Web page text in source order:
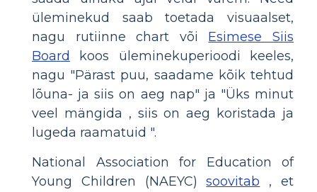
üleminekud saab toetada visuaalset,
nagu rutiinne chart või Esimese Siis
Board
koos üleminekuperioodi keeles,
nagu "Pärast puu, saadame kõik tehtud
lõuna- ja siis on aeg nap" ja "Üks minut
veel mängida , siis on aeg koristada ja
lugeda raamatuid ".
National Association for Education of
Young Children (NAEYC)soovitab , et